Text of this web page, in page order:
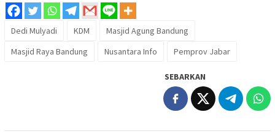
Dedi Mulyadi KDM
Masjid Agung Bandung
Masjid Raya Bandung
Nusantara Info Pemprov Jabar
SEBARKAN